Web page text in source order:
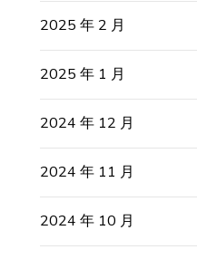
2025 年 2 月
2025 年 1 月
2024 年 12 月
2024 年 11 月
2024 年 10 月